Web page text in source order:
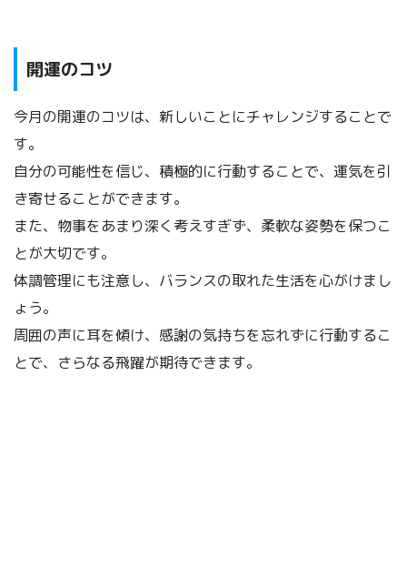
開運のコツ
今月の開運のコツは、新しいことにチャレンジすることで
す。
自分の可能性を信じ、積極的に行動することで、運気を引
き寄せることができます。
また、物事をあまり深く考えすぎず、柔軟な姿勢を保つこ
とが大切です。
体調管理にも注意し、バランスの取れた生活を心がけまし
ょう。
周囲の声に耳を傾け、感謝の気持ちを忘れずに行動するこ
とで、さらなる飛躍が期待できます。